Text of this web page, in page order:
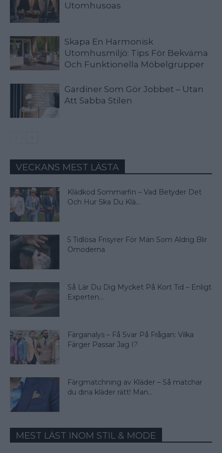
Utomhusoas
Skapa En Harmonisk
Utomhusmiljö: Tips För Bekväma
Och Funktionella Möbelgrupper
Gardiner Som Gör Jobbet – Utan
Att Sabba Stilen
VECKANS MEST LÄSTA
Klädkod Sommarfin – Vad Betyder Det
Och Hur Ska Du Klä...
5 Tidlösa Frisyrer För Män Som Aldrig Blir
Omoderna
Så Lär Du Dig Mycket På Kort Tid – Enligt
Experten...
Färganalys – Få Svar På Frågan: Vilka
Färger Passar Jag I?
Färgmatchning av Kläder – Så matchar
du dina kläder rätt! Man...
MEST LÄST INOM STIL & MODE